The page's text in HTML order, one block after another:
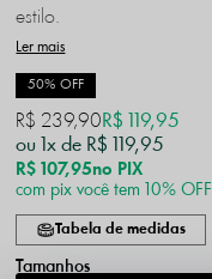
estilo.
Ler mais
50% OFF
R$ 107,95no PIX
R$ 239,90R$ 119,95
1x
R$ 119,95
com pix você tem 10% OFF
Tabela de medidas